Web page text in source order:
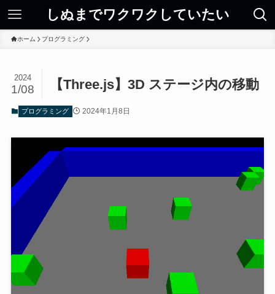
しぬまでワクワクしていたい
ホーム プログラミング
【Three.js】3D ステージ内の移動
2024
1/08
プログラミング 2024年1月8日